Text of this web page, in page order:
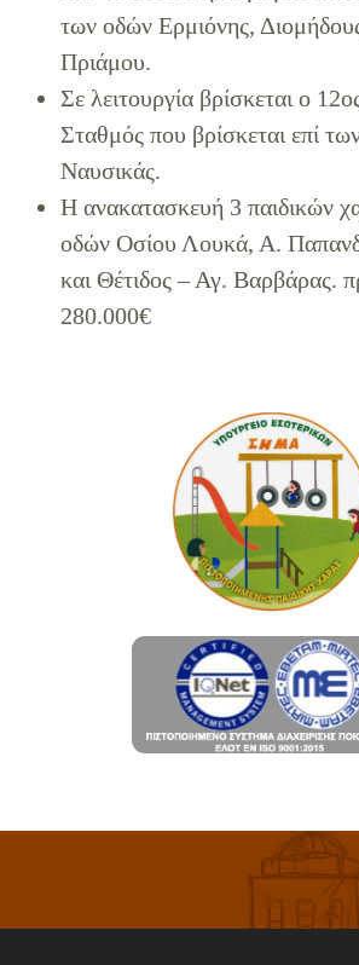
των οδών Ερμιόνης,
Πριάμου.
Σε λειτουργία βρίσκεται ο
Σταθμός που βρίσκεται επί
Ναυσικάς.
H ανακατασκευή 3 παιδικών
οδών Οσίου Λουκά, Α.
και Θέτιδος – Αγ. Βαρβάρας.
280.000€